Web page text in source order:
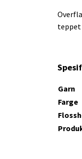
teppet
Garn
Farge